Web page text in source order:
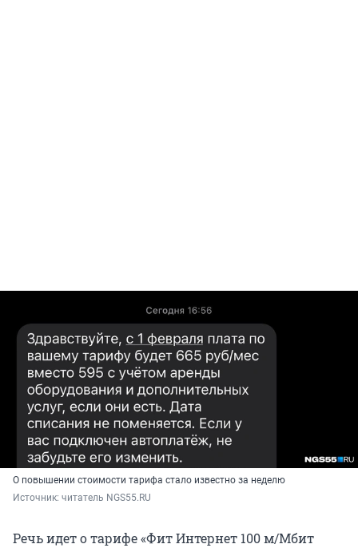
О повышении стоимости тарифа стало известно за неделю
Источник: читатель NGS55.RU
Речь идет о тарифе «Фит Интернет 100 м/Мбит